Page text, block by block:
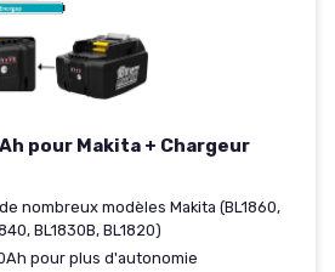
pour Makita + Chargeur
nombreux modèles Makita (BL1860,
BL1830B, BL1820)
pour plus d'autonomie